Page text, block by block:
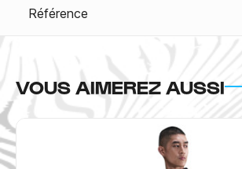
Référence
VOUS AIMEREZ AUSSI